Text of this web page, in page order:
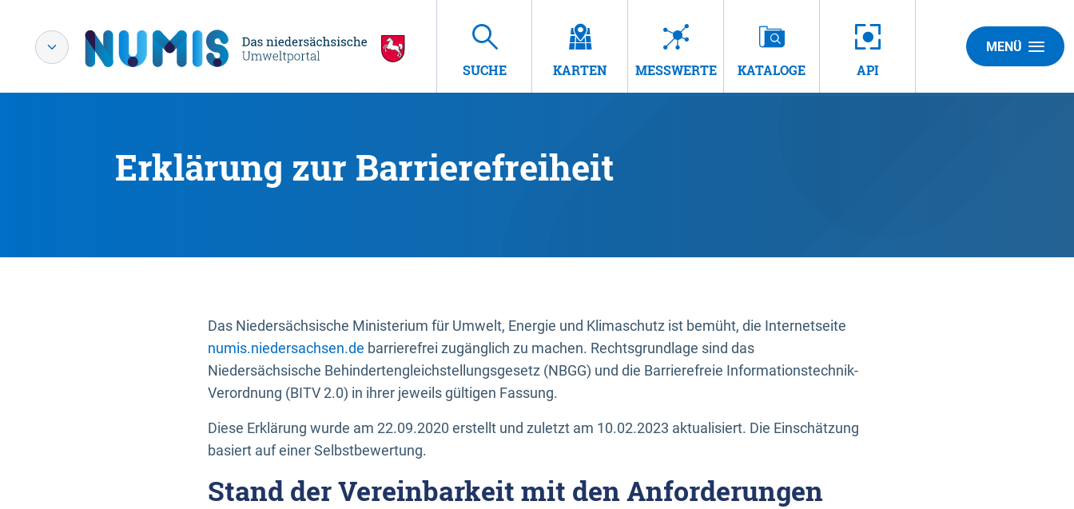
SUCHE KARTEN MESSWERTE KATALOGE API
MENÜ
Erklärung zur Barrierefreiheit
Das Niedersächsische Ministerium für Umwelt, Energie und Klimaschutz ist bemüht, die Internetseite
numis.niedersachsen.de barrierefrei zugänglich zu machen. Rechtsgrundlage sind das
Niedersächsische Behindertengleichstellungsgesetz (NBGG) und die Barrierefreie Informationstechnik-
Verordnung (BITV 2.0) in ihrer jeweils gültigen Fassung.
Diese Erklärung wurde am 22.09.2020 erstellt und zuletzt am 10.02.2023 aktualisiert. Die Einschätzung
basiert auf einer Selbstbewertung.
Stand der Vereinbarkeit mit den Anforderungen